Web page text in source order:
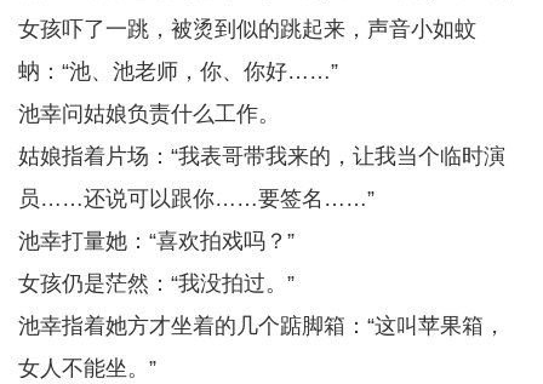
女孩吓了一跳，被烫到似的跳起来，声音小如蚊
蚋：“池、池老师，你、你好……”
池幸问姑娘负责什么工作。
姑娘指着片场：“我表哥带我来的，让我当个临时演
员……还说可以跟你……要签名……”
池幸打量她：“喜欢拍戏吗？”
女孩仍是茫然：“我没拍过。”
池幸指着她方才坐着的几个踮脚箱：“这叫苹果箱，
女人不能坐。”